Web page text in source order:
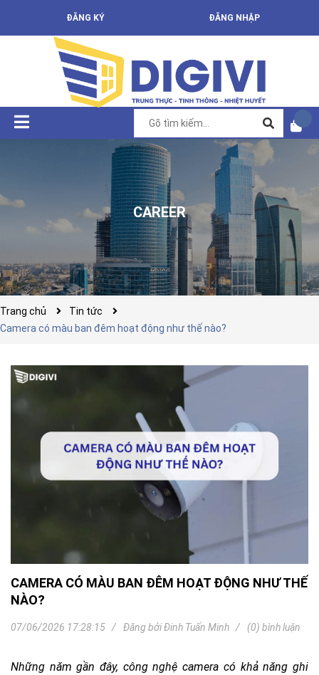
ĐĂNG KÝ ĐĂNG NHẬP
CAREER
Trang chủ
Tin tức
Camera có màu ban đêm hoạt động như thế nào?
CAMERA CÓ MÀU BAN ĐÊM HOẠT ĐỘNG NHƯ THẾ
NÀO?
07/06/2026 17:28:15 Đăng bởiĐinh Tuấn Minh (0) bình luận
Những năm gần đây, công nghệ camera có khả năng ghi